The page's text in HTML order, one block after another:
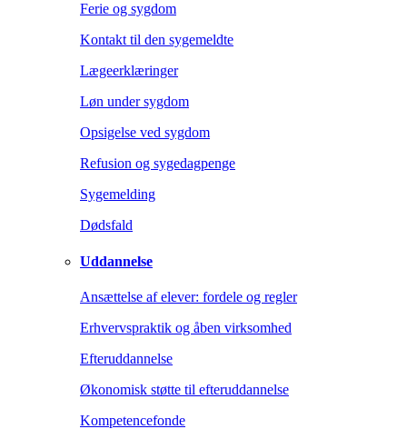
Ferie og sygdom
Kontakt til den sygemeldte
Lægeerklæringer
Løn under sygdom
Opsigelse ved sygdom
Refusion og sygedagpenge
Sygemelding
Dødsfald
Uddannelse
Ansættelse af elever: fordele og regler
Erhvervspraktik og åben virksomhed
Efteruddannelse
Økonomisk støtte til efteruddannelse
Kompetencefonde